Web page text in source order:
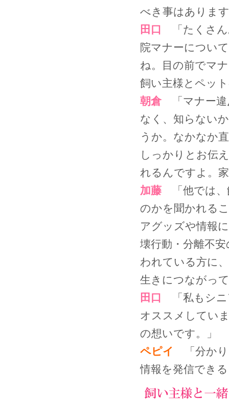
べき事はありま
田口
「たくさん
院マナーについ
ね。目の前でマ
飼い主様とペッ
朝倉「マナー違
なく、知らない
うか。なかなか
しっかりとお伝
れるんですよ。
加藤 「他では、
のかを聞かれる
アグッズや情報
壊行動・分離不
われている方に
生きにつながっ
田口
「私もシニ
オススメしてい
の想いです。」
ペピイ
「分かり
情報を発信でき